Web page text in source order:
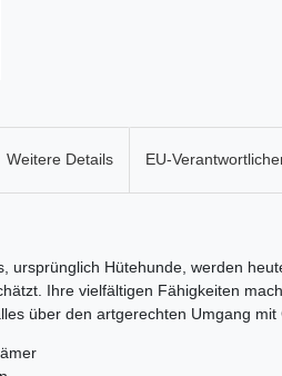
Weitere Details EU-
ursprünglich Hütehunde, werden
Ihre vielfältigen Fähigkeiten
über den artgerechten Umgang mit